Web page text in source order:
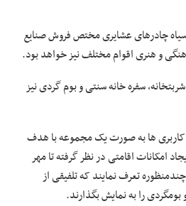
سیاه چادرهای عشایری مختص فروش صنایع
و هنری اقوام مختلف نیز خواهد بود.
سفره خانه سنتی و بوم گردی نیز
کاربری ها به صورت یک مجموعه با هدف
امکانات اقامتی در نظر گرفته تا مهر
تعرف نمایند که تلفیقی از
را به نمایش بگذارند.